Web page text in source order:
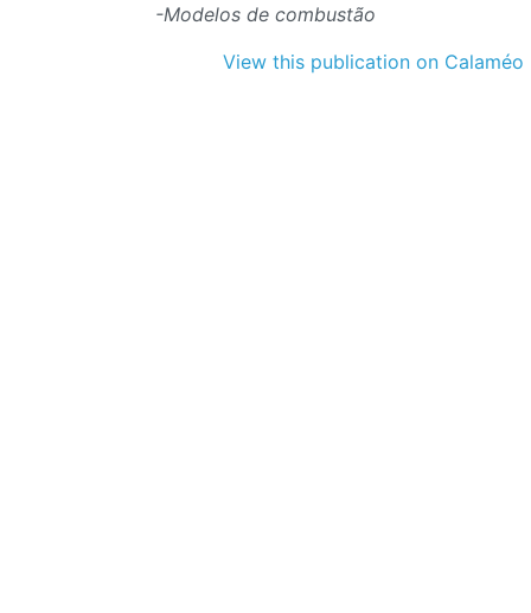
-Modelos de combustão
View this publication on Calaméo